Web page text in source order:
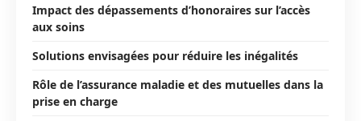
Impact des dépassements d’honoraires sur l’accès
aux soins
Solutions envisagées pour réduire les inégalités
Rôle de l’assurance maladie et des mutuelles dans la
prise en charge